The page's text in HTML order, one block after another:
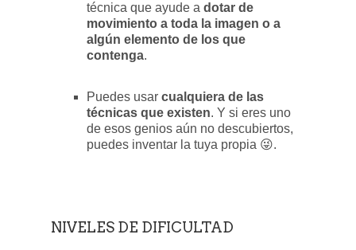
técnica que ayude a dotar de
movimiento a toda la imagen o a
algún elemento de los que
contenga.
Puedes usar cualquiera de las
técnicas que existen. Y si eres uno
de esos genios aún no descubiertos,
puedes inventar la tuya propia 😜.
NIVELES DE DIFICULTAD